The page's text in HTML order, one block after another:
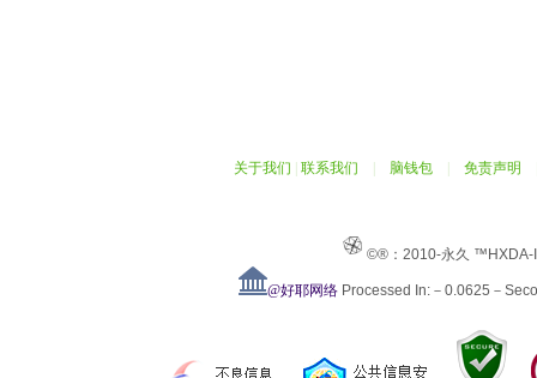
关于我们 联系我们 脑钱包 免责声明
©®：2010-永久
@好耶网络 Processed In:－0.0625－